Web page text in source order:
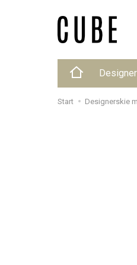
Start Designerskie